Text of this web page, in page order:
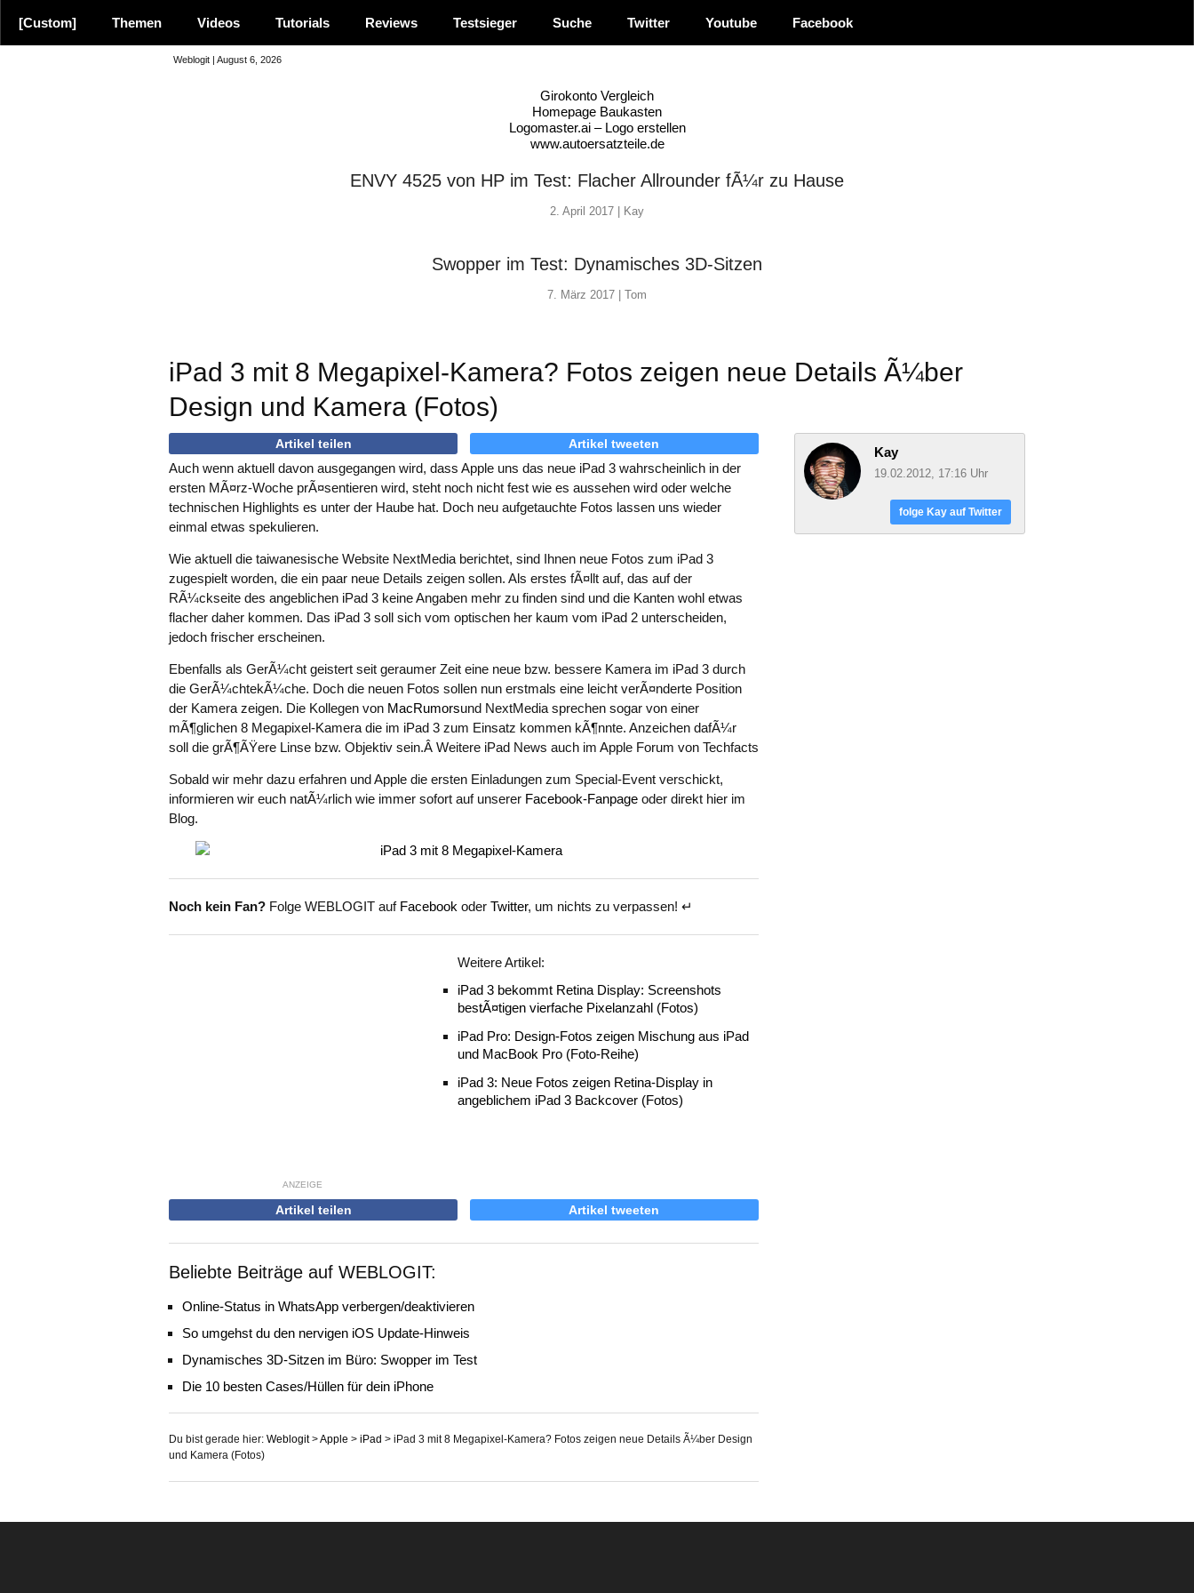
[Custom] Themen Videos Tutorials Reviews Testsieger Suche Twitter Youtube Facebook
Weblogit | August 6, 2026
Girokonto Vergleich
Homepage Baukasten
Logomaster.ai – Logo erstellen
www.autoersatzteile.de
ENVY 4525 von HP im Test: Flacher Allrounder fÃ¼r zu Hause
2. April 2017 | Kay
Swopper im Test: Dynamisches 3D-Sitzen
7. März 2017 | Tom
Empfehlung
iPad 3 mit 8 Megapixel-Kamera? Fotos zeigen neue Details Ã¼ber
Design und Kamera (Fotos)
Artikel teilen Artikel tweeten
Auch wenn aktuell davon ausgegangen wird, dass Apple uns das neue iPad 3 wahrscheinlich in der
ersten MÃ¤rz-Woche prÃ¤sentieren wird, steht noch nicht fest wie es aussehen wird oder welche
technischen Highlights es unter der Haube hat. Doch neu aufgetauchte Fotos lassen uns wieder
einmal etwas spekulieren.
Wie aktuell die taiwanesische Website NextMedia berichtet, sind Ihnen neue Fotos zum iPad 3
zugespielt worden, die ein paar neue Details zeigen sollen. Als erstes fÃ¤llt auf, das auf der
RÃ¼ckseite des angeblichen iPad 3 keine Angaben mehr zu finden sind und die Kanten wohl etwas
flacher daher kommen. Das iPad 3 soll sich vom optischen her kaum vom iPad 2 unterscheiden,
jedoch frischer erscheinen.
Ebenfalls als GerÃ¼cht geistert seit geraumer Zeit eine neue bzw. bessere Kamera im iPad 3 durch
die GerÃ¼chtekÃ¼che. Doch die neuen Fotos sollen nun erstmals eine leicht verÃ¤nderte Position
der Kamera zeigen. Die Kollegen von MacRumorsund NextMedia sprechen sogar von einer
mÃ¶glichen 8 Megapixel-Kamera die im iPad 3 zum Einsatz kommen kÃ¶nnte. Anzeichen dafÃ¼r
soll die grÃ¶ÃŸere Linse bzw. Objektiv sein.Â Weitere iPad News auch im Apple Forum von Techfacts
Sobald wir mehr dazu erfahren und Apple die ersten Einladungen zum Special-Event verschickt,
informieren wir euch natÃ¼rlich wie immer sofort auf unserer Facebook-Fanpage oder direkt hier im
Blog.
Noch kein Fan? Folge WEBLOGIT auf Facebook oder Twitter, um nichts zu verpassen! ↵
ANZEIGE
Weitere Artikel:
iPad 3 bekommt Retina Display: Screenshots
bestÃ¤tigen vierfache Pixelanzahl (Fotos)
iPad Pro: Design-Fotos zeigen Mischung aus iPad
und MacBook Pro (Foto-Reihe)
iPad 3: Neue Fotos zeigen Retina-Display in
angeblichem iPad 3 Backcover (Fotos)
Artikel teilen Artikel tweeten
Beliebte Beiträge auf WEBLOGIT:
Online-Status in WhatsApp verbergen/deaktivieren
So umgehst du den nervigen iOS Update-Hinweis
Dynamisches 3D-Sitzen im Büro: Swopper im Test
Die 10 besten Cases/Hüllen für dein iPhone
Du bist gerade hier: Weblogit>Apple > iPad > iPad 3 mit 8 Megapixel-Kamera? Fotos zeigen neue Details Ã¼ber Design
und Kamera (Fotos)
Kay
19.02.2012, 17:16 Uhr
folge Kay auf Twitter